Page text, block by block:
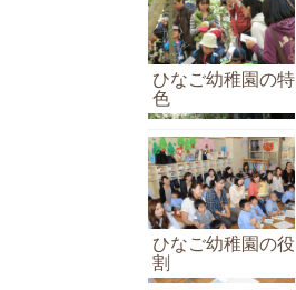
ひなご幼稚園の特
色
ひなご幼稚園の役
割